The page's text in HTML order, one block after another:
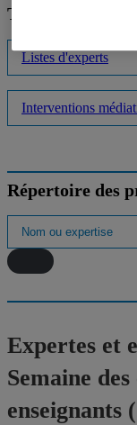
Trouver un expert
Listes d'experts
Interventions
Répertoire des
Expertes et
Semaine
enseignants